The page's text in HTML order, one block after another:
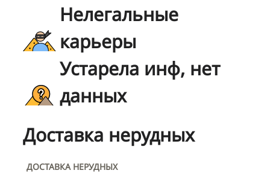
Нелегальные
карьеры
Устарела инф, нет
данных
Доставка нерудных
ДОСТАВКА НЕРУДНЫХ